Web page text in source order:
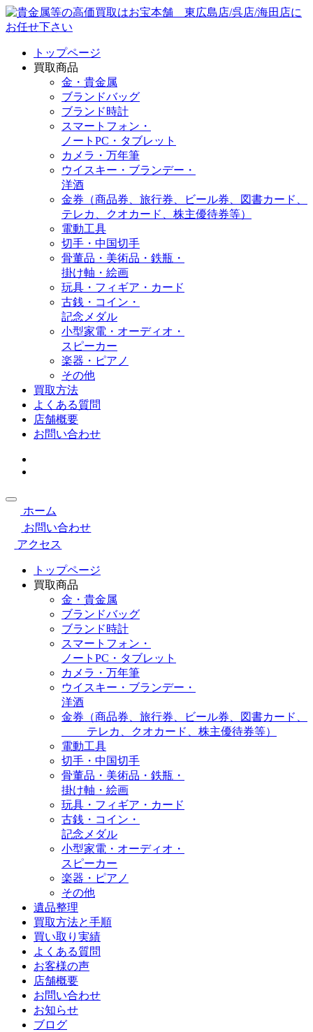
トップページ
買取商品
金・貴金属
ブランドバッグ
ブランド時計
スマートフォン・
ノートPC・タブレット
カメラ・万年筆
ウイスキー・ブランデー・
洋酒
金券（商品券、旅行券、ビール券、図書カード、
テレカ、クオカード、株主優待券等）
電動工具
切手・中国切手
骨董品・美術品・鉄瓶・
掛け軸・絵画
玩具・フィギア・カード
古銭・コイン・
記念メダル
小型家電・オーディオ・
スピーカー
楽器・ピアノ
その他
買取方法
よくある質問
店舗概要
お問い合わせ
ホーム
お問い合わせ
アクセス
トップページ
買取商品
金・貴金属
ブランドバッグ
ブランド時計
スマートフォン・
ノートPC・タブレット
カメラ・万年筆
ウイスキー・ブランデー・
洋酒
金券（商品券、旅行券、ビール券、図書カード、
テレカ、クオカード、株主優待券等）
電動工具
切手・中国切手
骨董品・美術品・鉄瓶・
掛け軸・絵画
玩具・フィギア・カード
古銭・コイン・
記念メダル
小型家電・オーディオ・
スピーカー
楽器・ピアノ
その他
遺品整理
買取方法と手順
買い取り実績
よくある質問
お客様の声
店舗概要
お問い合わせ
お知らせ
ブログ